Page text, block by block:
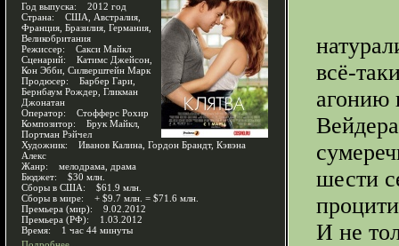
Год выпуска: 2012 год
Страна: США, Австралия,
Франция, Бразилия, Германия,
Великобритания
Режиссер: Сакси Майкл
Сценарий: Катимс Джейсон,
Кон Эбби, Силверштейн Марк
Продюсер: Барбер Гари,
Бернбаум Рождер, Гликман
Джонатан
Оператор: Стофферс Рохир
Композитор: Брук Майкл,
Портман Рэйчел
Художник: Иванов Калина, Гордон Брандт, Кэвэна
Алекс
Жанр: мелодрама, драма
Бюджет: $30 млн.
Сборы в США: $61.9 млн.
Сборы в мире: + $9.7 млн. = $71.6 млн.
Премьера (мир): 9.02.2012
Премьера (РФ): 1.03.2012
Время: 1 час 44 минуты
всё-
агонию
шести
И не